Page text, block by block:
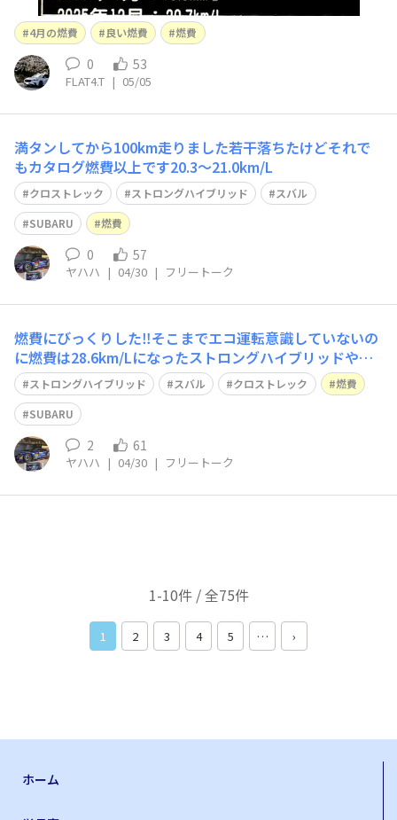
4月の燃費 良い燃費 燃費
0 53
FLAT4.T | 05/05
満タンしてから100km走りました若干落ちたけどそれで
もカタログ燃費以上です20.3〜21.0km/L
クロストレック ストロングハイブリッド
スバル
SUBARU
燃費
0 57
ヤハハ | 04/30 | フリートーク
燃費にびっくりした‼️そこまでエコ運転意識していないの
に燃費は28.6km/Lになったストロングハイブリッドやは
り半端じゃないんだぜ
ストロングハイブリッド スバル クロストレック
燃費
SUBARU
2 61
ヤハハ | 04/30 | フリートーク
1-10件 / 全75件
1 2 3 4 5 … ›
ホーム